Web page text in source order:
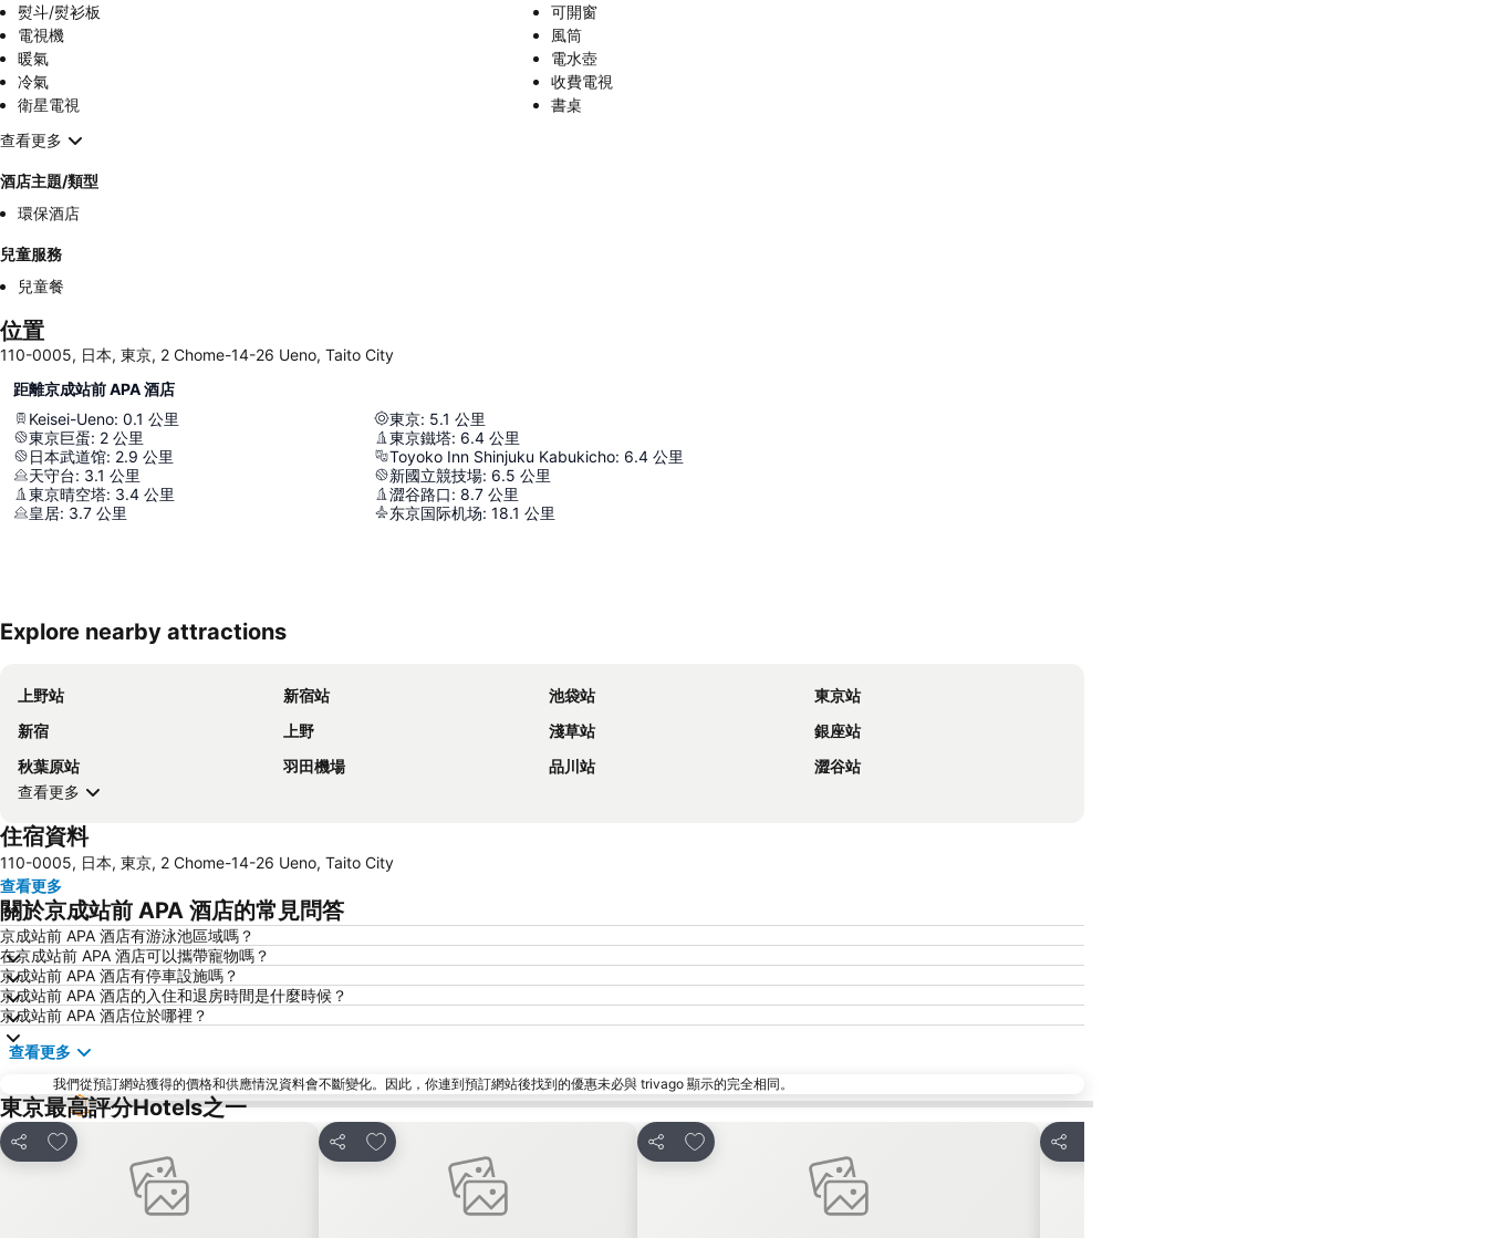
熨斗/熨衫板
可開窗
電視機
風筒
暖氣
電水壺
冷氣
收費電視
衛星電視
書桌
查看更多
酒店主題/類型
環保酒店
兒童服務
兒童餐
位置
110-0005, 日本, 東京, 2 Chome-14-26 Ueno, Taito City
距離京成站前 APA 酒店
Keisei-Ueno: 0.1 公里
東京巨蛋: 2 公里
日本武道馆: 2.9 公里
天守台: 3.1 公里
東京晴空塔: 3.4 公里
皇居: 3.7 公里
東京: 5.1 公里
東京鐵塔: 6.4 公里
Toyoko Inn Shinjuku Kabukicho: 6.4 公里
新國立競技場: 6.5 公里
澀谷路口: 8.7 公里
东京国际机场: 18.1 公里
Explore nearby attractions
上野站 新宿站 池袋站
東京站
新宿
上野 淺草站
銀座站
秋葉原站
羽田機場 品川站
澀谷站
查看更多
住宿資料
110-0005, 日本, 東京, 2 Chome-14-26 Ueno, Taito City
查看更多
關於京成站前 APA 酒店的常見問答
京成站前 APA 酒店有游泳池區域嗎？
在京成站前 APA 酒店可以攜帶寵物嗎？
京成站前 APA 酒店有停車設施嗎？
京成站前 APA 酒店的入住和退房時間是什麼時候？
京成站前 APA 酒店位於哪裡？
查看更多
我們從預訂網站獲得的價格和供應情況資料會不斷變化。因此，你連到預訂網站後找到的優惠未必與 trivago 顯示的完全相同。
東京最高評分Hotels之一
分享
放到收藏夾
分享
放到收藏夾
分享
放到收藏夾
分享